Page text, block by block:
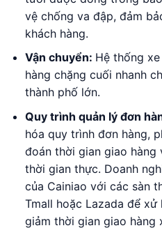
vệ chống va đập, đảm
khách hàng.
Vận chuyển: Hệ thống
hàng chặng cuối nhanh
thành phố lớn.
Quy trình quản lý đơn
hóa quy trình đơn hàng,
đoán thời gian giao hàng
thời gian thực. Doanh
của Cainiao với các sàn
Tmall hoặc Lazada để
giảm thời gian giao hàng